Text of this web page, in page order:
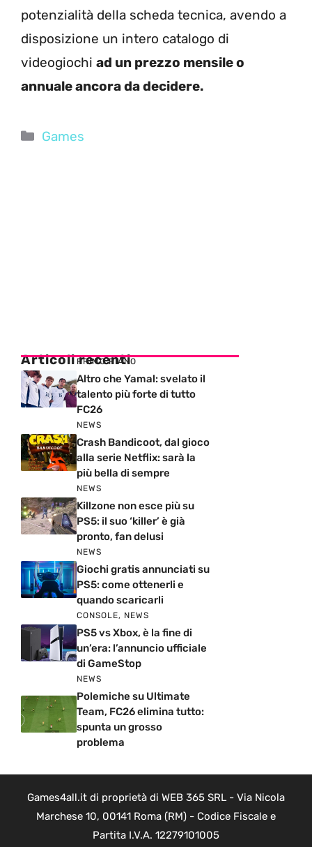
potenzialità della scheda tecnica, avendo a
disposizione un intero catalogo di
videogiochi ad un prezzo mensile o
annuale ancora da decidere.
Categorie
Games
Articoli recenti
PRIMO PIANO
Altro che Yamal: svelato il
talento più forte di tutto
FC26
NEWS
Crash Bandicoot, dal gioco
alla serie Netflix: sarà la
più bella di sempre
NEWS
Killzone non esce più su
PS5: il suo ‘killer’ è già
pronto, fan delusi
NEWS
Giochi gratis annunciati su
PS5: come ottenerli e
quando scaricarli
CONSOLE, NEWS
PS5 vs Xbox, è la fine di
un’era: l’annuncio ufficiale
di GameStop
NEWS
Polemiche su Ultimate
Team, FC26 elimina tutto:
spunta un grosso
problema
Games4all.it di proprietà di WEB 365 SRL - Via Nicola
Marchese 10, 00141 Roma (RM) - Codice Fiscale e
Partita I.V.A. 12279101005